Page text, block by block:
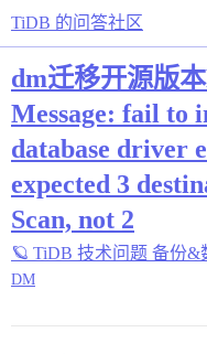
TiDB 的问答社区
dm迁移开源版
Message: fail to
database driver
expected 3
Scan, not 2
🪐 TiDB 技术问题 备份&
DM